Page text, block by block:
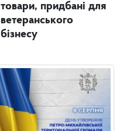
товари, придбані для
ветеранського
бізнесу